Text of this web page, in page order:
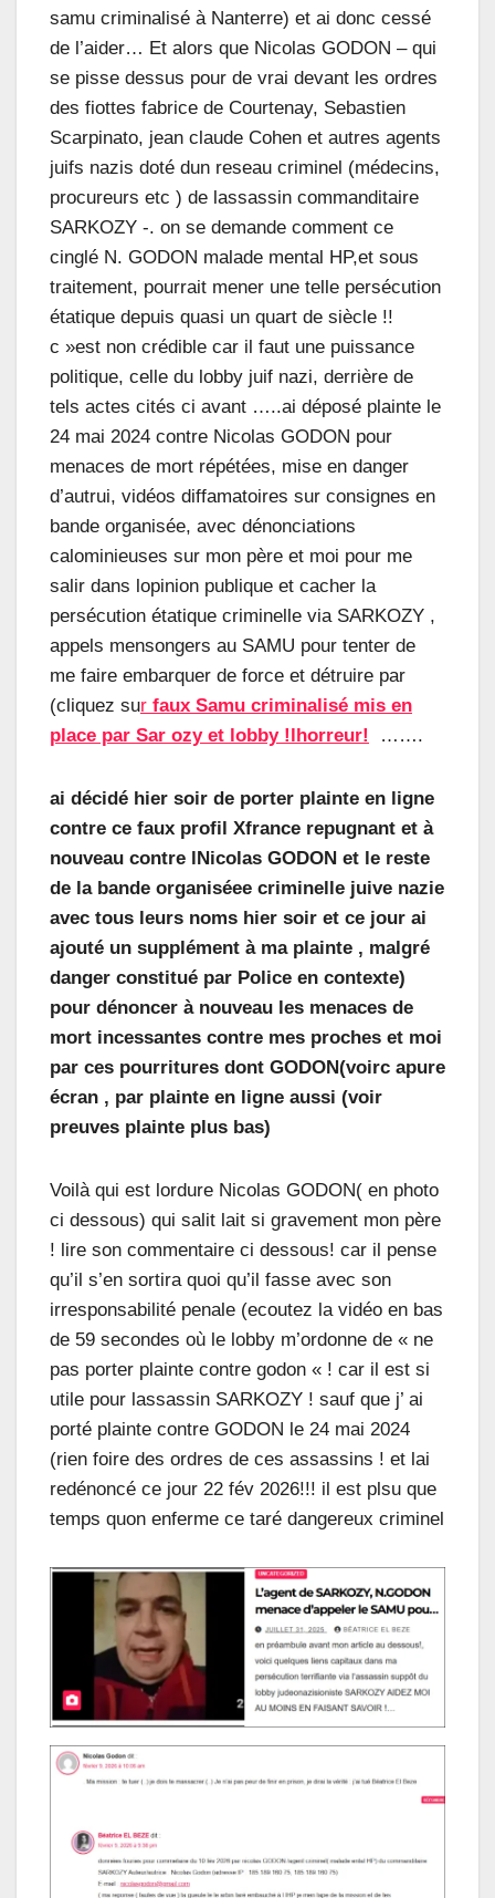
samu criminalisé à Nanterre) et ai donc cessé
de l’aider… Et alors que Nicolas GODON – qui
se pisse dessus pour de vrai devant les ordres
des fiottes fabrice de Courtenay, Sebastien
Scarpinato, jean claude Cohen et autres agents
juifs nazis doté dun reseau criminel (médecins,
procureurs etc ) de lassassin commanditaire
SARKOZY -. on se demande comment ce
cinglé N. GODON malade mental HP,et sous
traitement, pourrait mener une telle persécution
étatique depuis quasi un quart de siècle !!
c »est non crédible car il faut une puissance
politique, celle du lobby juif nazi, derrière de
tels actes cités ci avant …..ai déposé plainte le
24 mai 2024 contre Nicolas GODON pour
menaces de mort répétées, mise en danger
d’autrui, vidéos diffamatoires sur consignes en
bande organisée, avec dénonciations
calominieuses sur mon père et moi pour me
salir dans lopinion publique et cacher la
persécution étatique criminelle via SARKOZY ,
appels mensongers au SAMU pour tenter de
me faire embarquer de force et détruire par
(cliquez sur faux Samu criminalisé mis en
place par Sar ozy et lobby !lhorreur!
…….
ai décidé hier soir de porter plainte en ligne
contre ce faux profil Xfrance repugnant et à
nouveau contre lNicolas GODON et le reste
de la bande organiséee criminelle juive nazie
avec tous leurs noms hier soir et ce jour ai
ajouté un supplément à ma plainte , malgré
danger constitué par Police en contexte)
pour dénoncer à nouveau les menaces de
mort incessantes contre mes proches et moi
par ces pourritures dont GODON(voirc apure
écran , par plainte en ligne aussi (voir
preuves plainte plus bas)
Voilà qui est lordure Nicolas GODON( en photo
ci dessous) qui salit lait si gravement mon père
! lire son commentaire ci dessous! car il pense
qu’il s’en sortira quoi qu’il fasse avec son
irresponsabilité penale (ecoutez la vidéo en bas
de 59 secondes où le lobby m’ordonne de « ne
pas porter plainte contre godon « ! car il est si
utile pour lassassin SARKOZY ! sauf que j’ ai
porté plainte contre GODON le 24 mai 2024
(rien foire des ordres de ces assassins ! et lai
redénoncé ce jour 22 fév 2026!!! il est plsu que
temps quon enferme ce taré dangereux criminel